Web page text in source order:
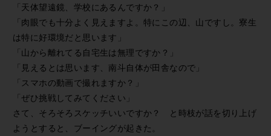
「天体望遠鏡、学校にあるんですか？」
「肉眼でも十分よく見えますよ。特にこの辺、山ですし。寮生
は特に好環境だと思います」
「山から離れてる自宅生は無理ですか？」
「見えるとは思います、南斗自体が田舎なので」
「スマホの動画で撮れますか？」
「ぜひ挑戦してみてください」
さて、そろそろスケッチいいですか？ と時枝が話を切り上げ
ようとすると、ブーイングが起きた。